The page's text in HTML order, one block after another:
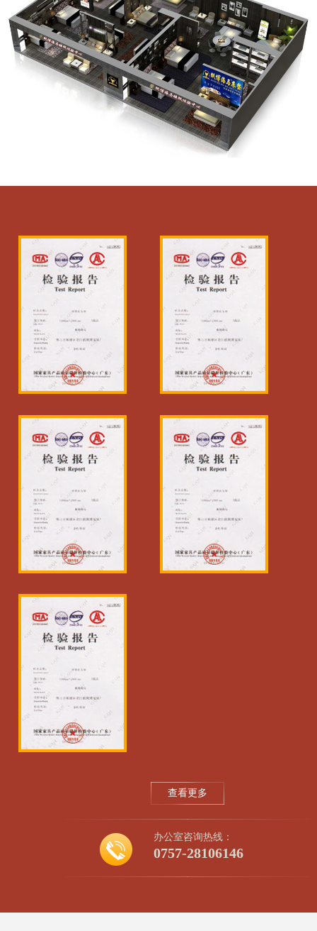
查看更多
办公室咨询热线：
0757-28106146